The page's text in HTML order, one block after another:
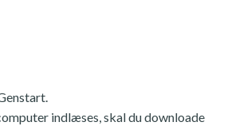
indlæses, skal du downloade